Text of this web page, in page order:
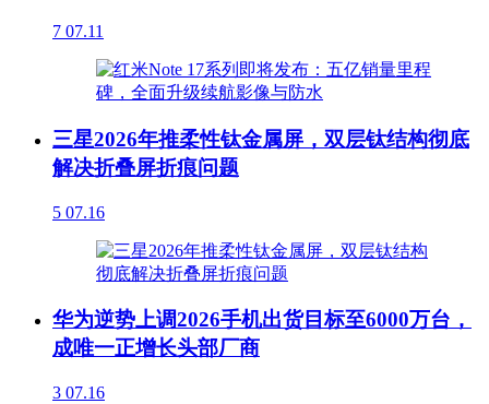
7 07.11
三星2026年推柔性钛金属屏，双层钛结构彻底
解决折叠屏折痕问题
5 07.16
华为逆势上调2026手机出货目标至6000万台，
成唯一正增长头部厂商
3 07.16